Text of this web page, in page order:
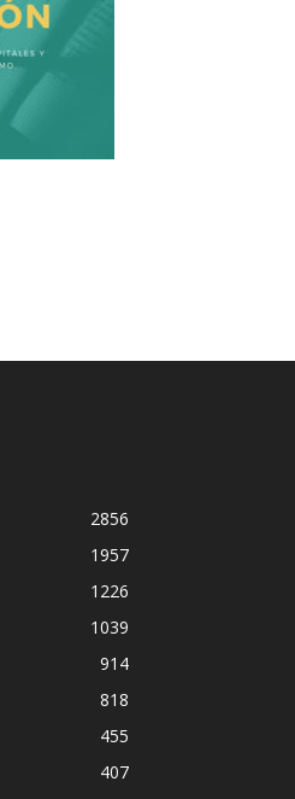
2856
1957
1226
1039
914
818
455
407